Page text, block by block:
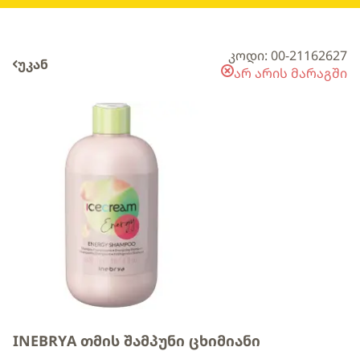
უკან
კოდი: 00-21162627
არ არის მარაგში
INEBRYA თმის შამპუნი ცხიმიანი